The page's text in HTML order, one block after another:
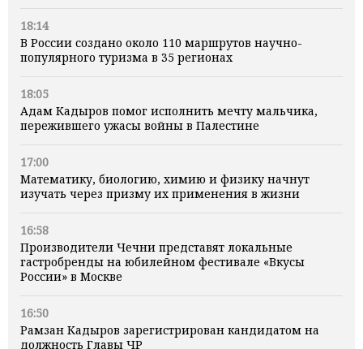
18:14
В России создано около 110 маршрутов научно-
популярного туризма в 35 регионах
18:05
Адам Кадыров помог исполнить мечту мальчика,
пережившего ужасы войны в Палестине
17:00
Математику, биологию, химию и физику начнут
изучать через призму их применения в жизни
16:58
Производители Чечни представят локальные
гастробренды на юбилейном фестивале «Вкусы
России» в Москве
16:50
Рамзан Кадыров зарегистрирован кандидатом на
должность Главы ЧР